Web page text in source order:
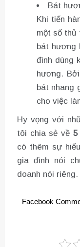
Bát
Khi tiến
một số thủ
bát hương
đình dùng
hương.
bát nhang
cho việc
Hy vọng với
tôi chia sẻ về 5
có thêm sự
gia đình nói
doanh nói riêng.
Facebook